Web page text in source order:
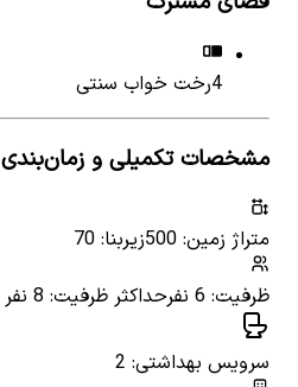
4رخت خواب سنتی
مشخصات تکمیلی و زمان‌بندی
متراژ زمین: 500
زیربنا: 70
ظرفیت: 6 نفر
حداکثر ظرفیت: 8 نفر
سرویس بهداشتی: 2